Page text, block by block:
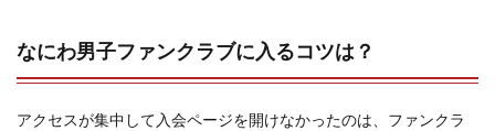
なにわ男子ファンクラブに入るコツは？
アクセスが集中して入会ページを開けなかったのは、ファンクラ